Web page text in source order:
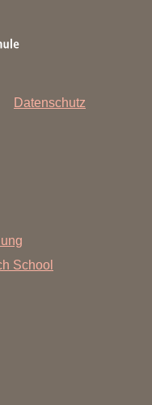
Datenschutz
School